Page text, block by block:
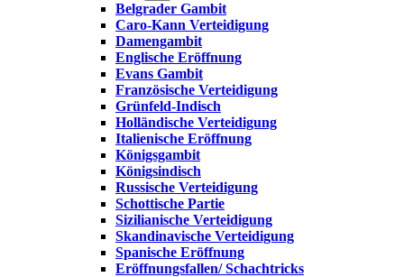
Belgrader Gambit
Caro-Kann Verteidigung
Damengambit
Englische Eröffnung
Evans Gambit
Französische Verteidigung
Grünfeld-Indisch
Holländische Verteidigung
Italienische Eröffnung
Königsgambit
Königsindisch
Russische Verteidigung
Schottische Partie
Sizilianische Verteidigung
Skandinavische Verteidigung
Spanische Eröffnung
Eröffnungsfallen/ Schachtricks